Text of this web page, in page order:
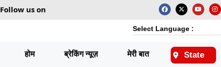
Follow us on
Select Language :
होम ब्रेकिंग न्यूज़ मेरी बात राष्ट्रीय
State